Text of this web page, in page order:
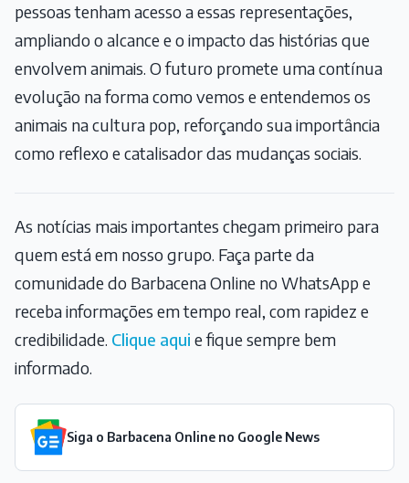
pessoas tenham acesso a essas representações,
ampliando o alcance e o impacto das histórias que
envolvem animais. O futuro promete uma contínua
evolução na forma como vemos e entendemos os
animais na cultura pop, reforçando sua importância
como reflexo e catalisador das mudanças sociais.
As notícias mais importantes chegam primeiro para
quem está em nosso grupo. Faça parte da
comunidade do Barbacena Online no WhatsApp e
receba informações em tempo real, com rapidez e
credibilidade. Clique aqui e fique sempre bem
informado.
Siga o Barbacena Online no Google News